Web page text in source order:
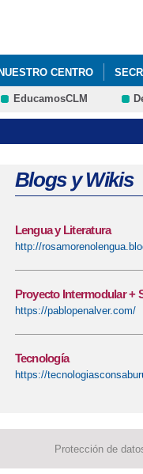
CENTRO
EducamosCLM
Blogs y Wikis
Lengua y Literatura
http://
Proyecto Intermodular +
https://pablopenalver.com/
Tecnología
https://
Protección de